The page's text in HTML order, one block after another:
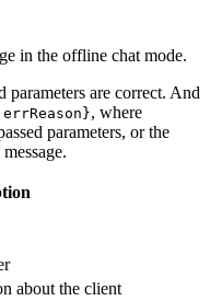
in the offline chat mode.
parameters are correct. And
, where
parameters, or the
about the client